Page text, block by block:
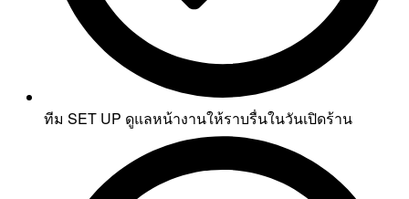
ทีม SET UP ดูแลหน้างานให้ราบรื่นในวันเปิดร้าน